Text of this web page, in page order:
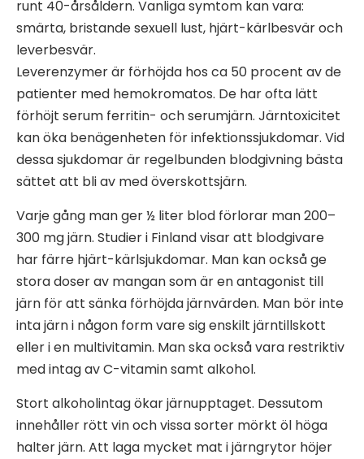
runt 40-årsåldern. Vanliga symtom kan vara:
smärta, bristande sexuell lust, hjärt-kärlbesvär och
leverbesvär.
Leverenzymer är förhöjda hos ca 50 procent av de
patienter med hemokromatos. De har ofta lätt
förhöjt serum ferritin- och serumjärn. Järntoxicitet
kan öka benägenheten för infektionssjukdomar. Vid
dessa sjukdomar är regelbunden blodgivning bästa
sättet att bli av med överskottsjärn.
Varje gång man ger ½ liter blod förlorar man 200–
300 mg järn. Studier i Finland visar att blodgivare
har färre hjärt-kärlsjukdomar. Man kan också ge
stora doser av mangan som är en antagonist till
järn för att sänka förhöjda järnvärden. Man bör inte
inta järn i någon form vare sig enskilt järntillskott
eller i en multivitamin. Man ska också vara restriktiv
med intag av C-vitamin samt alkohol.
Stort alkoholintag ökar järnupptaget. Dessutom
innehåller rött vin och vissa sorter mörkt öl höga
halter järn. Att laga mycket mat i järngrytor höjer